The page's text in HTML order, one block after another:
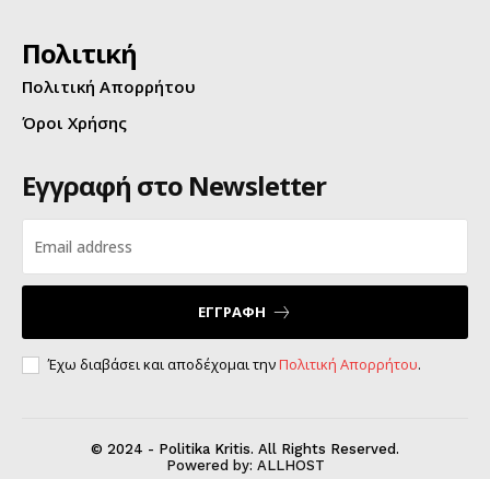
Πολιτική
Πολιτική Απορρήτου
Όροι Χρήσης
Εγγραφή στο Newsletter
ΕΓΓΡΑΦΗ
Έχω διαβάσει και αποδέχομαι τηνΠολιτική Απορρήτου.
© 2024 - Politika Kritis. All Rights Reserved.
Powered by: ALLHOST